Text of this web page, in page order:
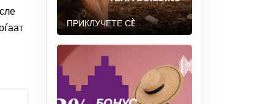
ПРИКЛУЧЕТЕ СÈ